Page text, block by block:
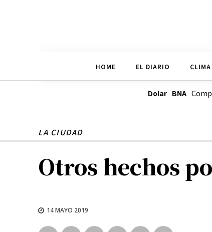
HOME EL DIARIO CLIMA
Dolar BNA
LA CIUDAD
Otros hechos
14 MAYO 2019